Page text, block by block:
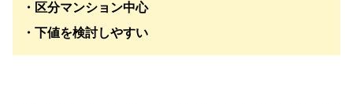
・区分マンション中心
・下値を検討しやすい